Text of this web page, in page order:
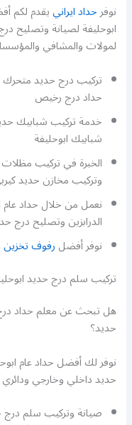
نوفرحداد ايرانييقدم لكم
ابوحليفة لصيانة وتصليح
لمولات والمشافي
تركيب درج حديد متحرك
حداد درج رخيص
خدمة تركيب شبابيك
شبابيك ابوحليفة
الخبرة في تركيب مظلات
وتركيب مخازن حديد
نعمل من خلال حداد عام
الدرابزين وتصليح درج
نوفر أفضلرفوف تخزين
تركيب سلم درج حديد
هل تبحث عن معلم حداد
حديد؟
نوفر لك أفضل حداد عام
حديد داخلي وخارجي
صيانة وتركيب سلم درج